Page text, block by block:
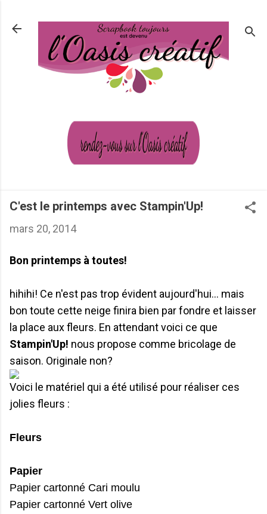
C'est le printemps avec Stampin'Up!
mars 20, 2014
Bon printemps à toutes!
hihihi! Ce n'est pas trop évident aujourd'hui... mais
bon toute cette neige finira bien par fondre et laisser
la place aux fleurs. En attendant voici ce que
Stampin'Up! nous propose comme bricolage de
saison. Originale non?
Voici le matériel qui a été utilisé pour réaliser ces
jolies fleurs :
Fleurs
Papier
Papier cartonné Cari moulu
Papier cartonné Vert olive